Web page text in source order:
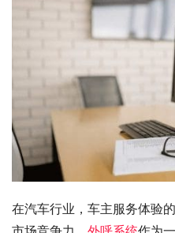
在汽车行业，车主服务体验